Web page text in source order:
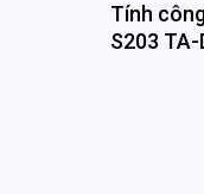
Tính
S203 TA-